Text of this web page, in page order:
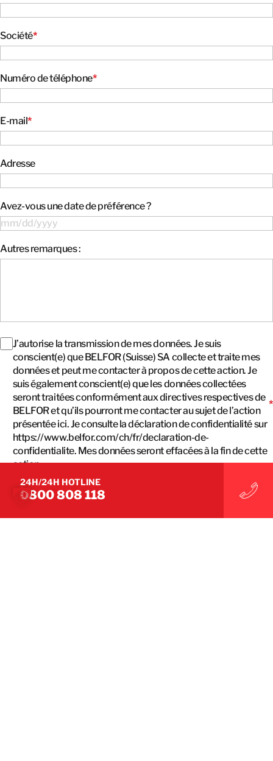
Société*
Numéro de téléphone*
E-mail*
Adresse
Avez-vous une date de préférence ?
MM slash DD slash YYYY
Autres remarques :
Protection
des
données*
J’autorise la transmission de mes données. Je suis
conscient(e) que BELFOR (Suisse) SA collecte et traite mes
données et peut me contacter à propos de cette action. Je
suis également conscient(e) que les données collectées
seront traitées conformément aux directives respectives de
BELFOR et qu’ils pourront me contacter au sujet de l’action
présentée ici. Je consulte la déclaration de confidentialité sur
https://www.belfor.com/ch/fr/declaration-de-
confidentialite. Mes données seront effacées à la fin de cette
action.
*
24H/24H HOTLINE
0800 808 118